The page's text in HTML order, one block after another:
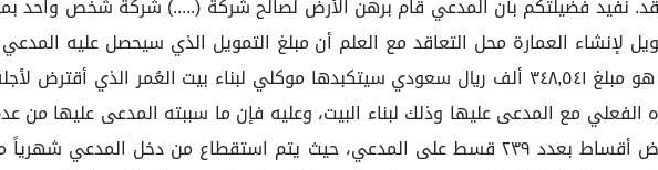
في حال عدم التزام المدعى عليه عن البناء هو مبلغ ٣٤٨,٥٤١ ألف ريال سعودي سيتكبدها موكلي
مع المدعى عليها وذلك لبناء البيت، وعليه فإن ما سببته المدعى عليها من